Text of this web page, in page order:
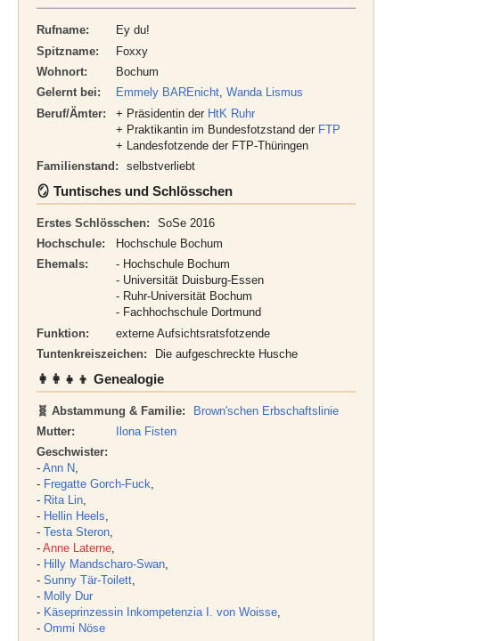
Rufname:
Ey du!
Spitzname:
Foxxy
Wohnort:
Bochum
Gelernt bei:
Emmely BAREnicht,Wanda Lismus
Beruf/Ämter:
+ Präsidentin der HtK Ruhr
+ Praktikantin im Bundesfotzstand der FTP
+ Landesfotzende der FTP-Thüringen
Familienstand:
selbstverliebt
🪞 Tuntisches und Schlösschen
Erstes Schlösschen:
SoSe 2016
Hochschule:
Hochschule Bochum
Ehemals:
- Hochschule Bochum
- Universität Duisburg-Essen
- Ruhr-Universität Bochum
- Fachhochschule Dortmund
Funktion:
externe Aufsichtsratsfotzende
Tuntenkreiszeichen:
Die aufgeschreckte Husche
👩‍👩‍👧‍👦 Genealogie
🧬 Abstammung & Familie:
Brown'schen Erbschaftslinie
Mutter:
Ilona Fisten
Geschwister:
- Ann N,
- Fregatte Gorch-Fuck,
- Rita Lin,
- Hellin Heels,
- Testa Steron,
- Anne Laterne,
- Hilly Mandscharo-Swan,
- Sunny Tär-Toilett,
- Molly Dur
- Käseprinzessin Inkompetenzia I. von Woisse,
- Ommi Nöse